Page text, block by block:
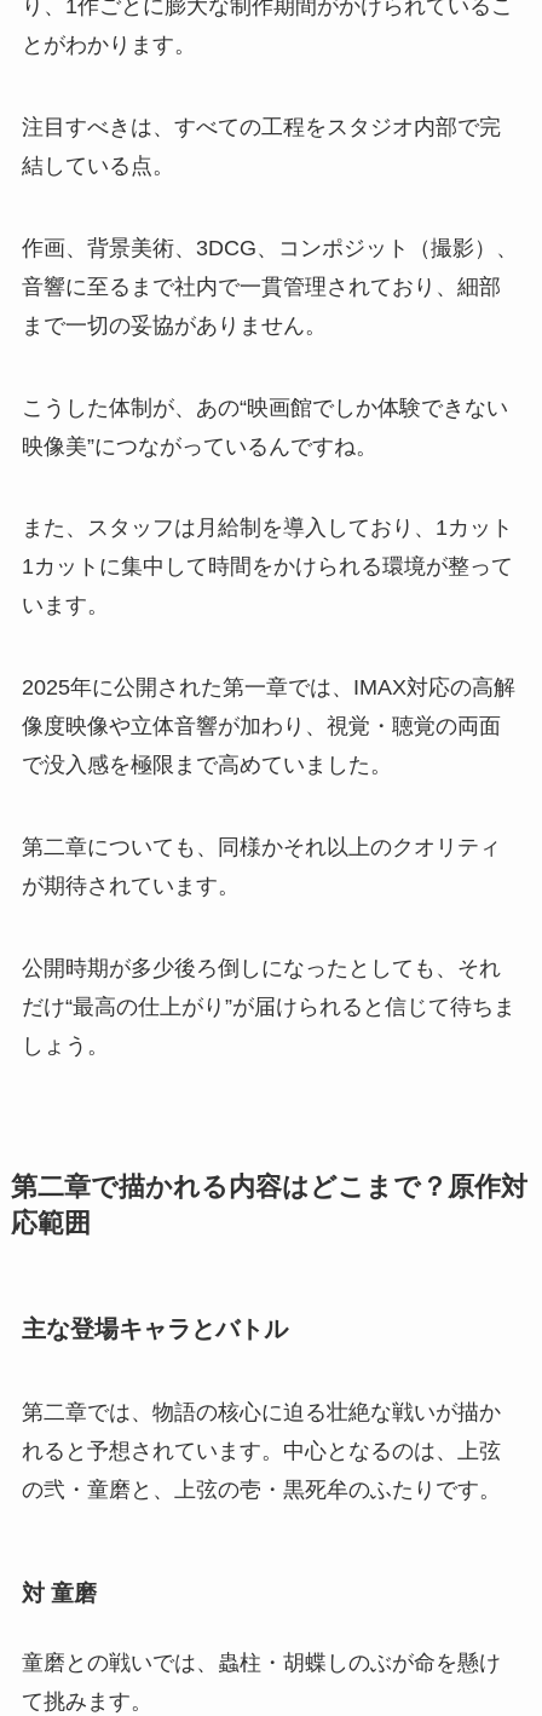
り、1作ごとに膨大な制作期間がかけられているこ
とがわかります。
注目すべきは、すべての工程をスタジオ内部で完
結している点。
作画、背景美術、3DCG、コンポジット（撮影）、
音響に至るまで社内で一貫管理されており、細部
まで一切の妥協がありません。
こうした体制が、あの“映画館でしか体験できない
映像美”につながっているんですね。
また、スタッフは月給制を導入しており、1カット
1カットに集中して時間をかけられる環境が整って
います。
2025年に公開された第一章では、IMAX対応の高解
像度映像や立体音響が加わり、視覚・聴覚の両面
で没入感を極限まで高めていました。
第二章についても、同様かそれ以上のクオリティ
が期待されています。
公開時期が多少後ろ倒しになったとしても、それ
だけ“最高の仕上がり”が届けられると信じて待ちま
しょう。
第二章で描かれる内容はどこまで？原作対
応範囲
主な登場キャラとバトル
第二章では、物語の核心に迫る壮絶な戦いが描か
れると予想されています。中心となるのは、上弦
の弐・童磨と、上弦の壱・黒死牟のふたりです。
対 童磨
童磨との戦いでは、蟲柱・胡蝶しのぶが命を懸け
て挑みます。